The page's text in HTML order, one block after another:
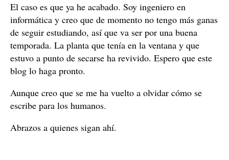
El caso es que ya he acabado. Soy ingeniero en
informática y creo que de momento no tengo más ganas
de seguir estudiando, así que va ser por una buena
temporada. La planta que tenía en la ventana y que
estuvo a punto de secarse ha revivido. Espero que este
blog lo haga pronto.
Aunque creo que se me ha vuelto a olvidar cómo se
escribe para los humanos.
Abrazos a quienes sigan ahí.